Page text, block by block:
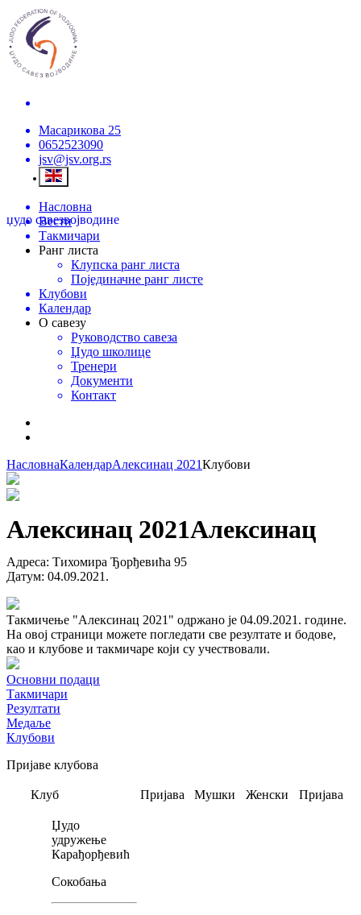
Масарикова 25
0652523090
jsv@jsv.org.rs
џудо савезвојводине
Насловна
Вести
Такмичари
Ранг листа
Клупска ранг листа
Појединачне ранг листе
Клубови
Календар
О савезу
Руководство савеза
Џудо школице
Тренери
Документи
Контакт
НасловнаКалендарАлексинац 2021Клубови
Алексинац 2021Алексинац
Адреса: Тихомира Ђорђевића 95
Датум: 04.09.2021.
Такмичење "Алексинац 2021" одржано је 04.09.2021. године.
На овој страници можете погледати све резултате и бодове,
као и клубове и такмичаре који су учествовали.
Основни подаци
Такмичари
Резултати
Медаље
Клубови
Пријаве клубова
Клуб Пријава Мушки Женски Пријава
Џудо
удружење
Карађорђевић
Сокобања